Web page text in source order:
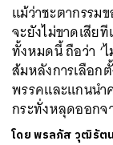
แม้ว่าชะตากรรม
จะยังไม่ขาดเสีย
ทั้งหมดนี้ ถือว่า ‘
ส้มหลังการเลือก
พรรคและแกนน
กระทั่งหลุดออกจ
โดยพรลภัส วุฒิรัต